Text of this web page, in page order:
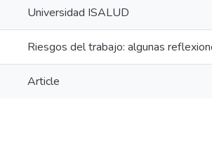
Universidad ISALUD
Riesgos del trabajo: algunas
Article